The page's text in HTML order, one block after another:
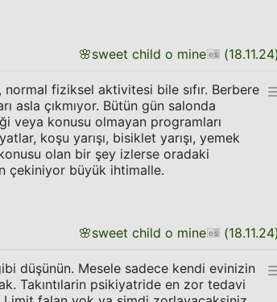
🌸sweet child o mine (18.11.24
fiziksel aktivitesi bile sıfır. Berbere
asla çıkmıyor. Bütün gün salonda
veya konusu olmayan programları
koşu yarışı, bisiklet yarışı, yemek
olan bir şey izlerse oradaki
çekiniyor büyük ihtimalle.
🌸sweet child o mine (18.11.24
düşünün. Mesele sadece kendi evinizin
Takıntılarin psikiyatride en zor tedavi